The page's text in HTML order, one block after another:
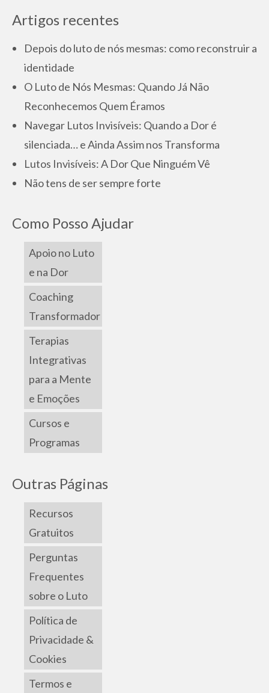
Artigos recentes
Depois do luto de nós mesmas: como reconstruir a
identidade
O Luto de Nós Mesmas: Quando Já Não
Reconhecemos Quem Éramos
Navegar Lutos Invisíveis: Quando a Dor é
silenciada… e Ainda Assim nos Transforma
Lutos Invisíveis: A Dor Que Ninguém Vê
Não tens de ser sempre forte
Como Posso Ajudar
Apoio no Luto
e na Dor
Coaching
Transformador
Terapias
Integrativas
para a Mente
e Emoções
Cursos e
Programas
Outras Páginas
Recursos
Gratuitos
Perguntas
Frequentes
sobre o Luto
Política de
Privacidade &
Cookies
Termos e